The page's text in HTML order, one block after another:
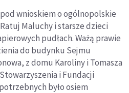
wnioskiem o ogólnopolskie
Maluchy i starsze dzieci
pudłach. Ważą prawie
do budynku Sejmu
z domu Karoliny i Tomasza
i Fundacji
było osiem